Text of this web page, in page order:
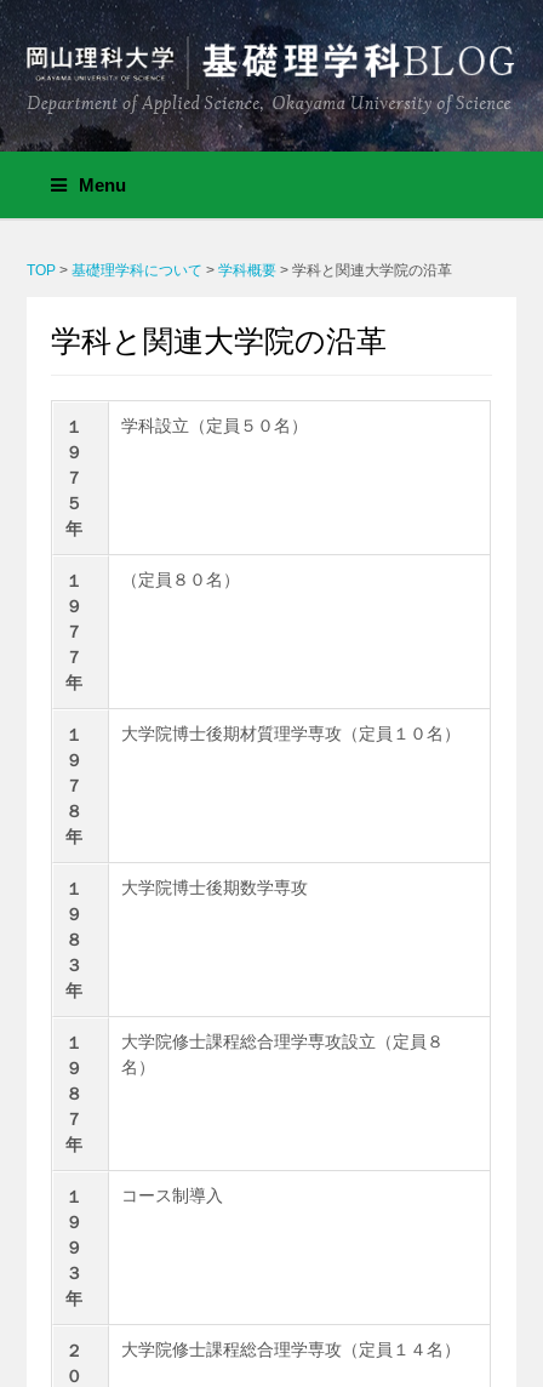
Menu
TOP >基礎理学科について >学科概要 >学科と関連大学院の沿革
学科と関連大学院の沿革
１
９
７
５
年
学科設立（定員５０名）
１
９
７
７
年
（定員８０名）
１
９
７
８
年
大学院博士後期材質理学専攻（定員１０名）
１
９
８
３
年
大学院博士後期数学専攻
１
９
８
７
年
大学院修士課程総合理学専攻設立（定員８
名）
１
９
９
３
年
コース制導入
２
０
大学院修士課程総合理学専攻（定員１４名）